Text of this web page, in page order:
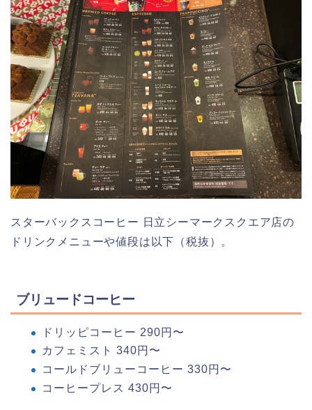
スターバックスコーヒー 日立シーマークスクエア店の
ドリンクメニューや値段は以下（税抜）。
ブリュードコーヒー
ドリッピコーヒー 290円〜
カフェミスト 340円〜
コールドブリューコーヒー 330円〜
コーヒープレス 430円〜